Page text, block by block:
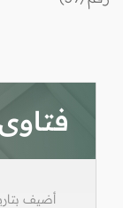
أضيف بتاريخ: 23-